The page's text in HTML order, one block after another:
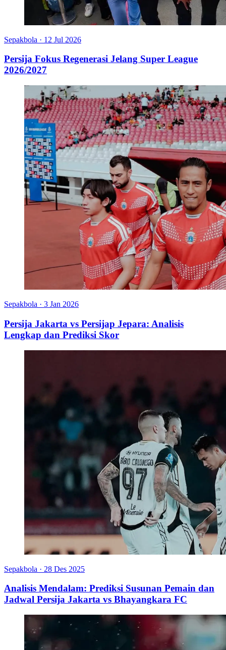
Sepakbola · 12 Jul 2026
Persija Fokus Regenerasi Jelang Super League
2026/2027
Sepakbola · 3 Jan 2026
Persija Jakarta vs Persijap Jepara: Analisis
Lengkap dan Prediksi Skor
Sepakbola · 28 Des 2025
Analisis Mendalam: Prediksi Susunan Pemain dan
Jadwal Persija Jakarta vs Bhayangkara FC